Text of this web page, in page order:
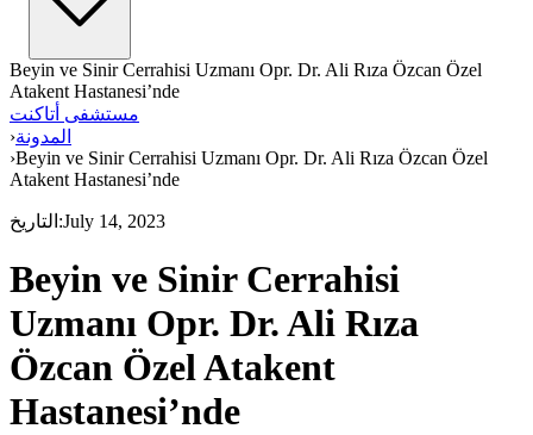
Beyin ve Sinir Cerrahisi Uzmanı Opr. Dr. Ali Rıza Özcan Özel
Atakent Hastanesi’nde
مستشفى أتاكنت
›المدونة
›Beyin ve Sinir Cerrahisi Uzmanı Opr. Dr. Ali Rıza Özcan Özel
Atakent Hastanesi’nde
التاريخ :July 14, 2023
Beyin ve Sinir Cerrahisi
Uzmanı Opr. Dr. Ali Rıza
Özcan Özel Atakent
Hastanesi’nde